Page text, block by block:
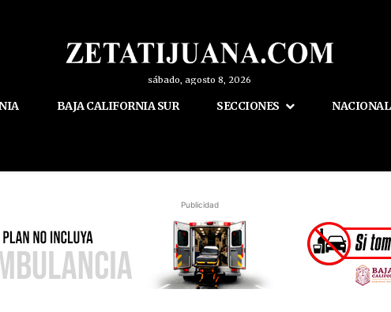
sábado, agosto 8, 2026
BAJA CALIFORNIA SUR SECCIONES NACIONAL
Publicidad